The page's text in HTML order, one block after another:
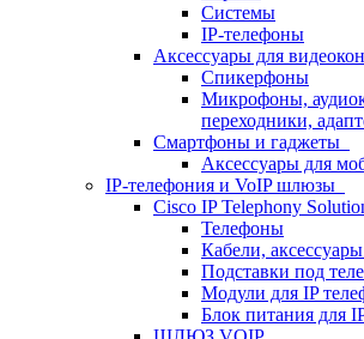
Системы
IP-телефоны
Аксессуары для
Спикерфоны
Микрофоны,
переходники,
Смартфоны и гаджеты
Аксессуары для
IP-телефония и VoIP шлюзы
Cisco IP Telephony
Телефоны
Кабели,
Подставки под
Модули для IP
Блок питания для